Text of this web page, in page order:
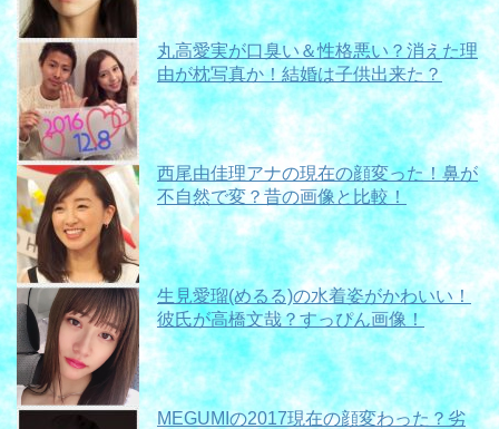
丸高愛実が口臭い＆性格悪い？消えた理
由が枕写真か！結婚は子供出来た？
西尾由佳理アナの現在の顔変った！鼻が
不自然で変？昔の画像と比較！
生見愛瑠(めるる)の水着姿がかわいい！
彼氏が高橋文哉？すっぴん画像！
MEGUMIの2017現在の顔変わった？劣